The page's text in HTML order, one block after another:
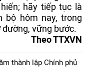
hãy tiếp tục là
bộ hôm nay, trong
vững bước.
Theo TTXVN
thành lập Chính phủ